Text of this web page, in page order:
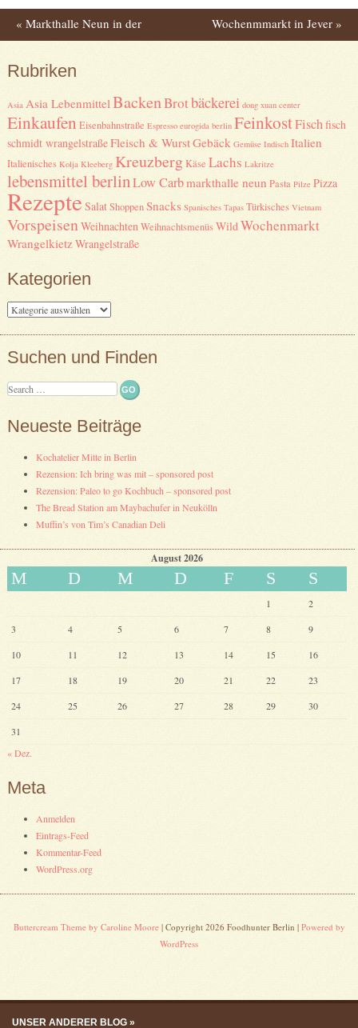
Post navigation
« Markthalle Neun in der
Kreuzberg
Wochenmmarkt in Jever »
Rubriken
Asia Asia LebenmittelBackenBrotbäckerei dong xuan center
Einkaufen Eisenbahnstraße Espresso eurogida berlin FeinkostFischfisch
schmidt wrangelstraßeFleisch & WurstGebäck Gemüse Indisch Italien
Italienisches Kolja Kleeberg KreuzbergKäse Lachs Lakritze
lebensmittel berlinLow Carbmarkthalle neun Pasta Pilze Pizza
RezepteSalatShoppenSnacks Spanisches Tapas Türkisches Vietnam
VorspeisenWeihnachtenWeihnachtsmenüsWildWochenmarkt
WrangelkietzWrangelstraße
Kategorien
Kategorien
Suchen und Finden
Search
Neueste Beiträge
Kochatelier Mitte in Berlin
Rezension: Ich bring was mit – sponsored post
Rezension: Paleo to go Kochbuch – sponsored post
The Bread Station am Maybachufer in Neukölln
Muffin’s von Tim’s Canadian Deli
August 2026
M D M D F S S
1
2
3
4 5 6 7 8
9
10
11 12 13 14 15
16
17
18 19 20 21 22
23
24
25 26 27 28 29
30
31
« Dez.
Meta
Anmelden
Eintrags-Feed
Kommentar-Feed
WordPress.org
Buttercream Theme by Caroline Moore| Copyright 2026 Foodhunter Berlin | Powered by
WordPress
Menu
UNSER ANDERER BLOG